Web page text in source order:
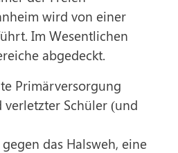
wird von einer
Im Wesentlichen
abgedeckt.
Primärversorgung
verletzter Schüler (und
das Halsweh, eine